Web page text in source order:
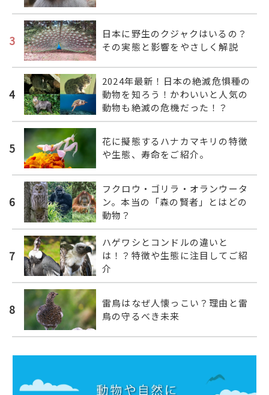
3
日本に野生のクジャクはいるの？
その実態と影響をやさしく解説
4
2024年最新！日本の絶滅危惧種の
動物を知ろう！かわいいと人気の
動物も絶滅の危機だった！？
5
花に擬態するハナカマキリの特徴
や生態、寿命をご紹介。
6
フクロウ・ゴリラ・オランウータ
ン。本当の「森の賢者」とはどの
動物？
7
ハゲワシとコンドルの違いと
は！？特徴や生態に注目してご紹
介
8
雷鳥はなぜ人懐っこい？理由と雷
鳥の守るべき未来